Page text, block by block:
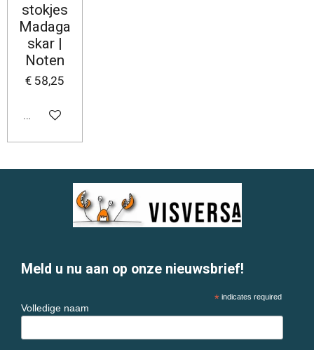
stokjes
Madaga
skar |
Noten
€ 58,25
In winkelwagen
Meld u nu aan op onze nieuwsbrief!
* indicates required
Volledige naam